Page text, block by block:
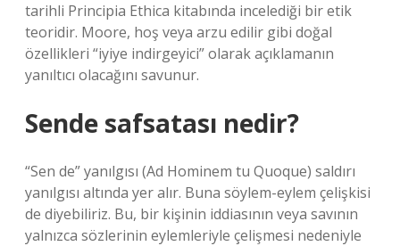
tarihli Principia Ethica kitabında incelediği bir etik
teoridir. Moore, hoş veya arzu edilir gibi doğal
özellikleri “iyiye indirgeyici” olarak açıklamanın
yanıltıcı olacağını savunur.
Sende safsatası nedir?
“Sen de” yanılgısı (Ad Hominem tu Quoque) saldırı
yanılgısı altında yer alır. Buna söylem-eylem çelişkisi
de diyebiliriz. Bu, bir kişinin iddiasının veya savının
yalnızca sözlerinin eylemleriyle çelişmesi nedeniyle